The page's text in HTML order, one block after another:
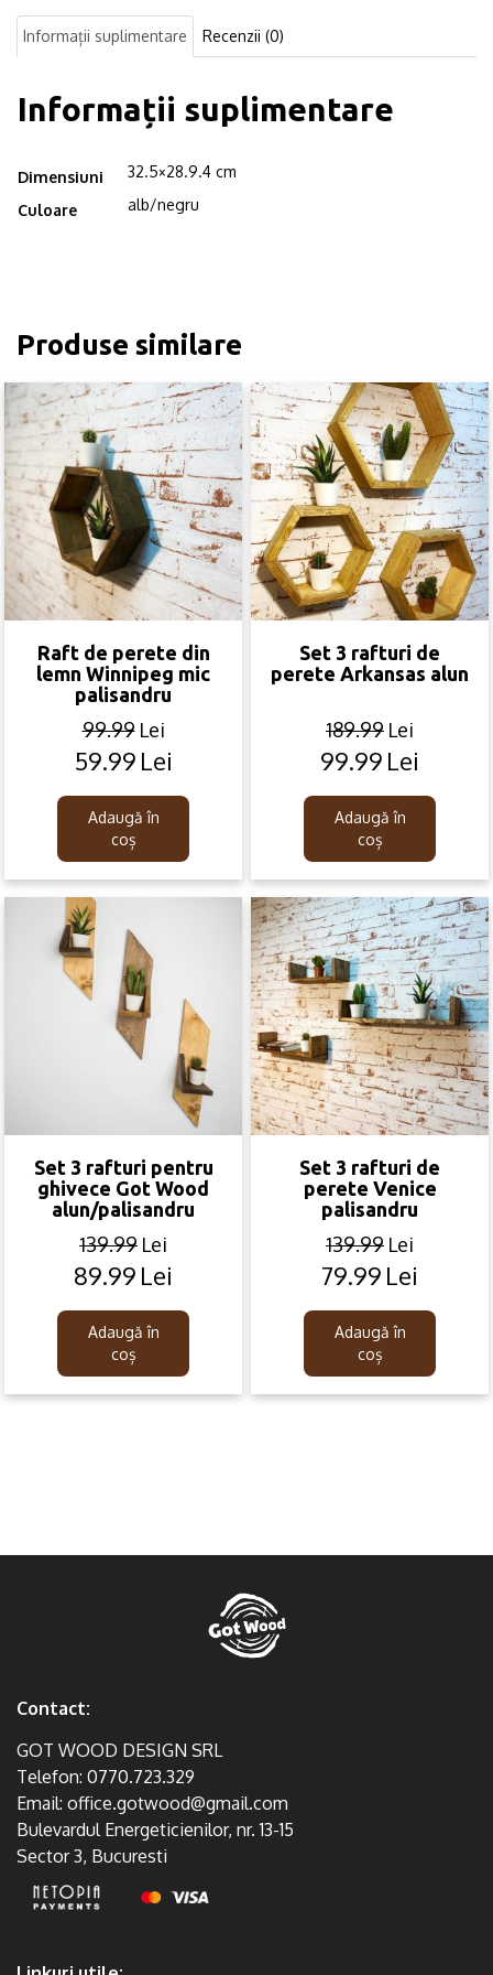
hexagonala,
Portland,
Informații suplimentare Recenzii (0)
Informații suplimentare
Dimensiuni 32.5×28.9.4 cm
Culoare alb/negru
Produse similare
Raft de perete din
lemn Winnipeg mic
palisandru
99.99 Lei
Original
was:
99.99lei.
59.99 Lei
Current
is:
59.99lei.
Adaugă în
coș
Set 3 rafturi de
perete Arkansas alun
189.99 Lei
Original
was:
189.99lei.
99.99 Lei
Current
is:
99.99lei.
Adaugă în
coș
Set 3 rafturi pentru
ghivece Got Wood
alun/palisandru
139.99 Lei
Original
was:
139.99lei.
89.99 Lei
Current
is:
89.99lei.
Adaugă în
coș
Set 3 rafturi de
perete Venice
palisandru
139.99 Lei
Original
was:
139.99lei.
79.99 Lei
Current
is:
79.99lei.
Adaugă în
coș
Contact:
GOT WOOD DESIGN SRL
Telefon: 0770.723.329
Email: office.gotwood@gmail.com
Bulevardul Energeticienilor, nr. 13-15
Sector 3, Bucuresti